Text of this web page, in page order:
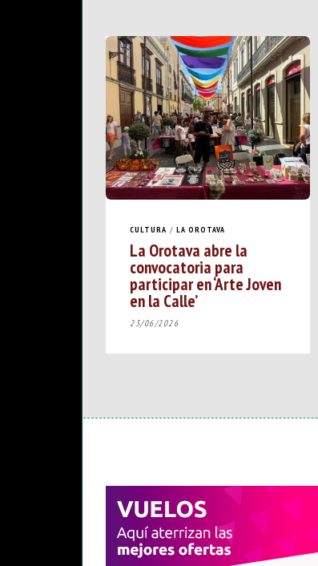
CULTURA / LA OROTAVA
La Orotava abre la
convocatoria para
participar en ‘Arte Joven
en la Calle’
23/06/2026